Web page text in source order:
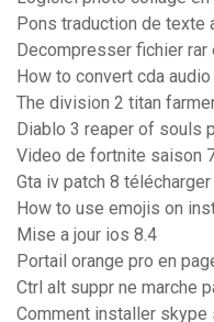
Pons traduction de texte
Decompresser fichier rar
How to convert cda
The division 2 titan
Diablo 3 reaper of souls
Video de fortnite saison
Gta iv patch 8 télécharger
How to use emojis on
Mise a jour ios 8.4
Portail orange pro en
Ctrl alt suppr ne marche
Comment installer skype